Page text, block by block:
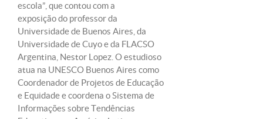
escola”, que contou com a
exposição do professor da
Universidade de Buenos Aires, da
Universidade de Cuyo e da FLACSO
Argentina, Nestor Lopez. O estudioso
atua na UNESCO Buenos Aires como
Coordenador de Projetos de Educação
e Equidade e coordena o Sistema de
Informações sobre Tendências